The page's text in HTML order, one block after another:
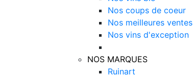
Nos coups de coeur
Nos meilleures ventes
Nos vins d'exception
NOS MARQUES
Ruinart